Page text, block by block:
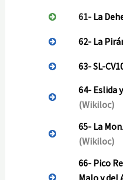
61- La
62- La
63- SL-
64- Eslida
(Wikiloc)
65- La
(Wikiloc)
66- Pico
Malo y del